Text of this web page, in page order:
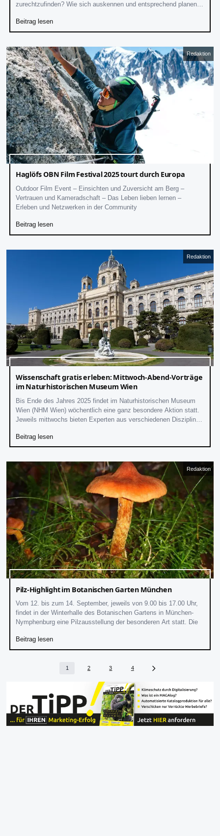
zurechtzufinden? Wie sich auskennen und entsprechend planen?
Beitrag lesen
Redaktion
Haglöfs OBN Film Festival 2025 tourt durch Europa
Outdoor Film Event – Einsichten und Zuversicht am Berg –
Vertrauen und Kameradschaft – Das Leben lieben lernen –
Erleben und Netzwerken in der Community
Beitrag lesen
Redaktion
Wissenschaft gratis erleben: Mittwoch-Abend-Vorträge
im Naturhistorischen Museum Wien
Bis Ende des Jahres 2025 findet im Naturhistorischen Museum
Wien (NHM Wien) wöchentlich eine ganz besondere Aktion statt.
Jeweils mittwochs bieten Experten aus verschiedenen Disziplinen
Beitrag lesen
Redaktion
Pilz-Highlight im Botanischen Garten München
Vom 12. bis zum 14. September, jeweils von 9.00 bis 17.00 Uhr,
findet in der Winterhalle des Botanischen Gartens in München-
Nymphenburg eine Pilzausstellung der besonderen Art statt. Die
Beitrag lesen
1 2 3 4